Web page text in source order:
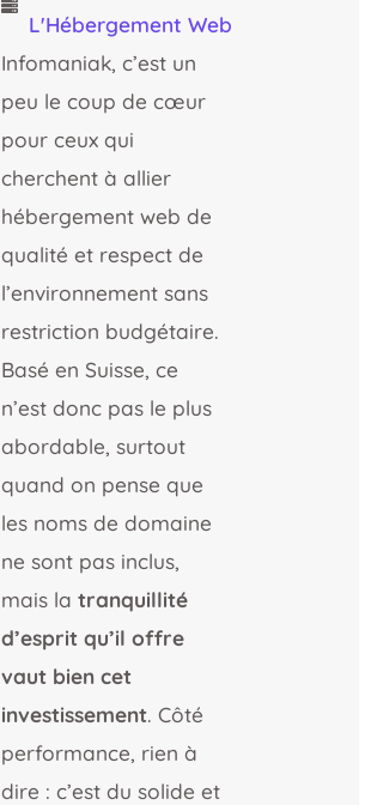
L'Hébergement Web
Infomaniak, c’est un
peu le coup de cœur
pour ceux qui
cherchent à allier
hébergement web de
qualité et respect de
l’environnement sans
restriction budgétaire.
Basé en Suisse, ce
n’est donc pas le plus
abordable, surtout
quand on pense que
les noms de domaine
ne sont pas inclus,
mais la tranquillité
d’esprit qu’il offre
vaut bien cet
investissement. Côté
performance, rien à
dire : c’est du solide et